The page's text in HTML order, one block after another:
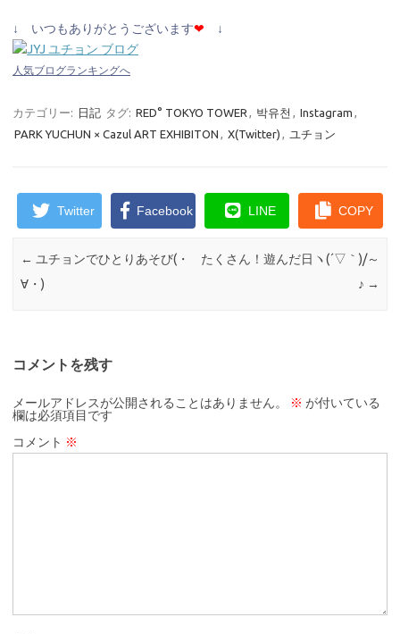
↓ いつもありがとうございます❤ ↓
人気ブログランキングへ
カテゴリー: 日記 タグ: RED° TOKYO TOWER , 박유천 , Instagram ,
PARK YUCHUN × Cazul ART EXHIBITON , X(Twitter) , ユチョン
Twitter Facebook LINE COPY
← ユチョンでひとりあそび(・
∀・)
たくさん！遊んだ日ヽ(´▽｀)/～
♪ →
コメントを残す
メールアドレスが公開されることはありません。 ※ が付いている
欄は必須項目です
コメント ※